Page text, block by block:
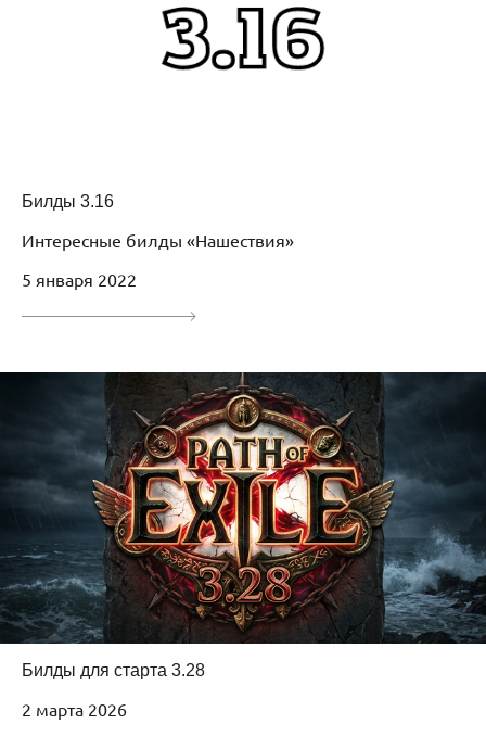
Билды 3.16
Интересные билды «Нашествия»
5 января 2022
Билды для старта 3.28
2 марта 2026